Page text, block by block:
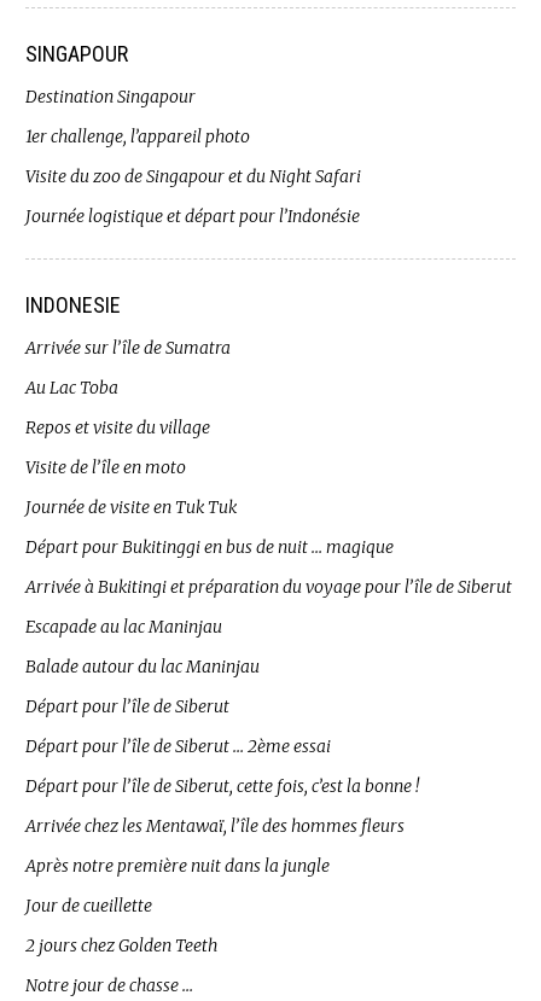
SINGAPOUR
Destination Singapour
1er challenge, l’appareil photo
Visite du zoo de Singapour et du Night Safari
Journée logistique et départ pour l’Indonésie
INDONESIE
Arrivée sur l’île de Sumatra
Au Lac Toba
Repos et visite du village
Visite de l’île en moto
Journée de visite en Tuk Tuk
Départ pour Bukitinggi en bus de nuit … magique
Arrivée à Bukitingi et préparation du voyage pour l’île de Siberut
Escapade au lac Maninjau
Balade autour du lac Maninjau
Départ pour l’île de Siberut
Départ pour l’île de Siberut … 2ème essai
Départ pour l’île de Siberut, cette fois, c’est la bonne !
Arrivée chez les Mentawaï, l’île des hommes fleurs
Après notre première nuit dans la jungle
Jour de cueillette
2 jours chez Golden Teeth
Notre jour de chasse …